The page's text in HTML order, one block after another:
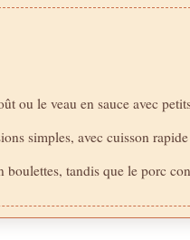
ou le veau en sauce avec
simples, avec cuisson
tandis que le porc